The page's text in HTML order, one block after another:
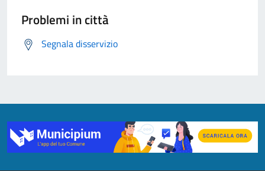
Problemi in città
Segnala disservizio